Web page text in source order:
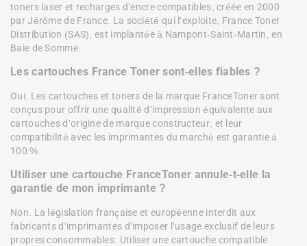
toners laser et recharges d’encre compatibles, créée en 2000
par Jérôme de France. La société qui l'exploite, France Toner
Distribution (SAS), est implantée à Nampont-Saint-Martin, en
Baie de Somme.
Les cartouches France Toner sont-elles fiables ?
Oui. Les cartouches et toners de la marque FranceToner sont
conçus pour offrir une qualité d'impression équivalente aux
cartouches d'origine de marque constructeur, et leur
compatibilité avec les imprimantes du marché est garantie à
100 %.
Utiliser une cartouche FranceToner annule-t-elle la
garantie de mon imprimante ?
Non. La législation française et européenne interdit aux
fabricants d'imprimantes d'imposer l'usage exclusif de leurs
propres consommables. Utiliser une cartouche compatible